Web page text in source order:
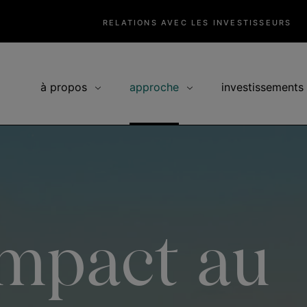
RELATIONS AVEC LES INVESTISSEURS
à propos approche investissements
au